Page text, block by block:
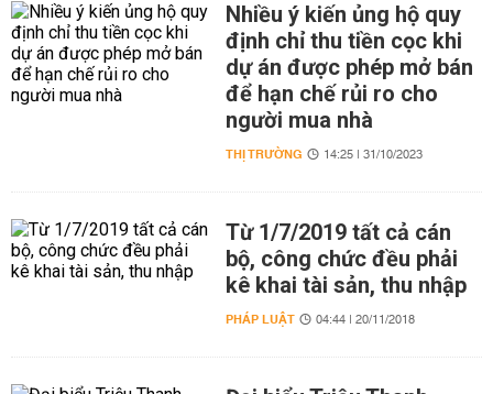
Nhiều ý kiến ủng hộ quy
định chỉ thu tiền cọc khi
dự án được phép mở bán
để hạn chế rủi ro cho
người mua nhà
THỊ TRƯỜNG 14:25 | 31/10/2023
Từ 1/7/2019 tất cả cán
bộ, công chức đều phải
kê khai tài sản, thu nhập
PHÁP LUẬT 04:44 | 20/11/2018